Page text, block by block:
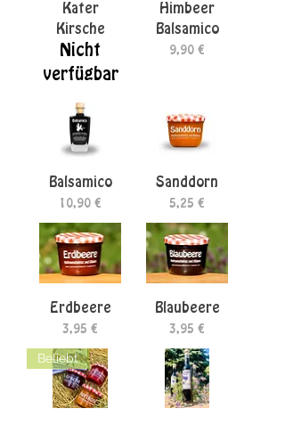
Kater
Kirsche
Nicht
verfügbar
Himbeer
Balsamico
Preis
9,90 €
Balsamico
Preis
10,90 €
Sanddorn
Preis
5,25 €
Erdbeere
Preis
3,95 €
Blaubeere
Preis
3,95 €
Beliebt